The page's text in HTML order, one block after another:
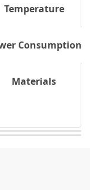
Temperature
Consumption
Materials